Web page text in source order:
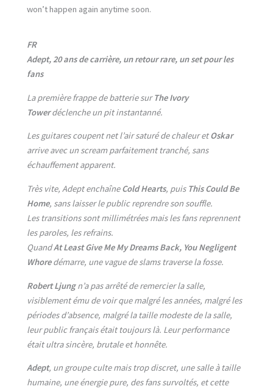
won’t happen again anytime soon.
FR
Adept, 20 ans de carrière, un retour rare, un set pour les
fans
La première frappe de batterie surThe Ivory
Towerdéclenche un pit instantanné.
Les guitares coupent net l’air saturé de chaleur etOskar
arrive avec un scream parfaitement tranché, sans
échauffement apparent.
Très vite, Adept enchaîneCold Hearts, puis This Could Be
Home, sans laisser le public reprendre son souffle.
Les transitions sont millimétrées mais les fans reprennent
les paroles, les refrains.
QuandAt Least Give Me My Dreams Back, You Negligent
Whoredémarre, une vague de slams traverse la fosse.
Robert Ljungn’a pas arrêté de remercier la salle,
visiblement ému de voir que malgré les années, malgré les
périodes d’absence, malgré la taille modeste de la salle,
leur public français était toujours là. Leur performance
était ultra sincère, brutale et honnête.
Adept, un groupe culte mais trop discret, une salle à taille
humaine, une énergie pure, des fans survoltés, et cette